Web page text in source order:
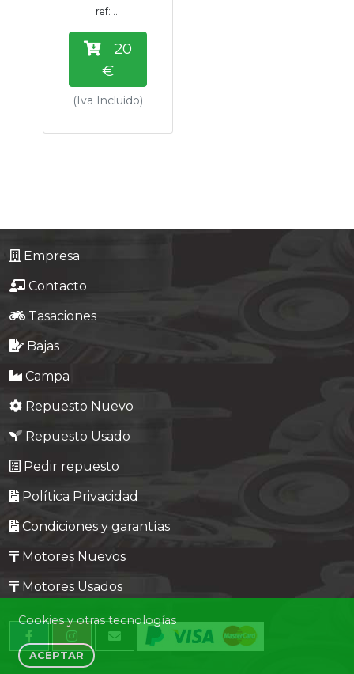
Formulario
Empresa
Contacto
ref: ...
20
€
(Iva Incluido)
Empresa
Contacto
Tasaciones
Bajas
Campa
Repuesto Nuevo
Repuesto Usado
Pedir repuesto
Política Privacidad
Condiciones y garantías
Motores Nuevos
Motores Usados
Cookies y otras tecnologías
ACEPTAR